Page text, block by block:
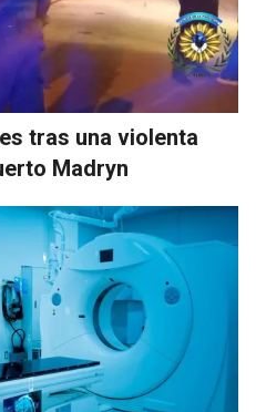
tras una violenta
Madryn